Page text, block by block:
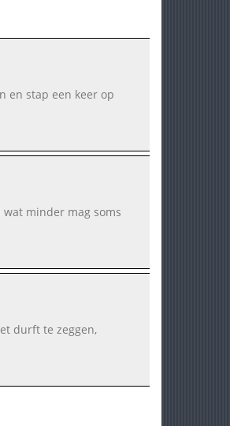
en stap een keer op
minder mag soms
durft te zeggen,